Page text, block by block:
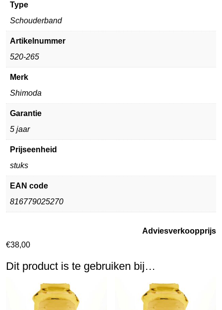
Type
Schouderband
Artikelnummer
520-265
Merk
Shimoda
Garantie
5 jaar
Prijseenheid
stuks
EAN code
816779025270
Adviesverkoopprijs
€38,00
Dit product is te gebruiken bij…